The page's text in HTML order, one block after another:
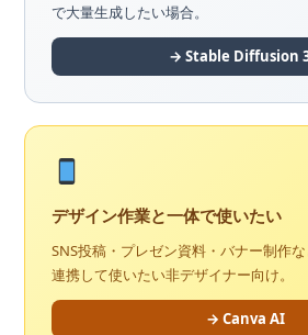
で大量生成したい場合。
→ Stable Diffusion
デザイン作業と一体で使いたい
SNS投稿・プレゼン資料・バナー制作
連携して使いたい非デザイナー向け。
→ Canva AI